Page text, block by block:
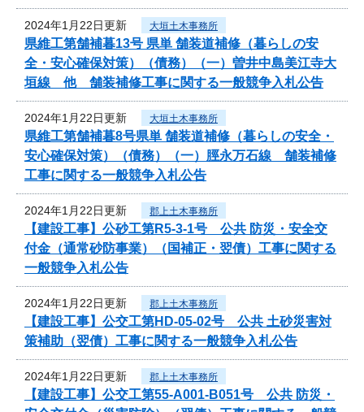
2024年1月22日更新 大垣土木事務所
県維工第舗補暮13号 県単 舗装道補修（暮らしの安
全・安心確保対策）（債務）（一）曽井中島美江寺大
垣線 他 舗装補修工事に関する一般競争入札公告
2024年1月22日更新 大垣土木事務所
県維工第舗補暮8号県単 舗装道補修（暮らしの安全・
安心確保対策）（債務）（一）脛永万石線 舗装補修
工事に関する一般競争入札公告
2024年1月22日更新 郡上土木事務所
【建設工事】公砂工第R5-3-1号 公共 防災・安全交
付金（通常砂防事業）（国補正・翌債）工事に関する
一般競争入札公告
2024年1月22日更新 郡上土木事務所
【建設工事】公交工第HD-05-02号 公共 土砂災害対
策補助（翌債）工事に関する一般競争入札公告
2024年1月22日更新 郡上土木事務所
【建設工事】公交工第55-A001-B051号 公共 防災・